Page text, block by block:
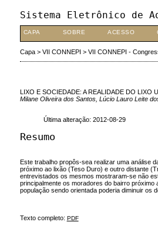
Sistema Eletrônico de
CAPA SOBRE ACESSO
Capa> VII CONNEPI > VII CONNEPI -
LIXO E SOCIEDADE: A REALIDADE DO LIXO
Milane Oliveira dos Santos, Lúcio Lauro Leite
Última alteração: 2012-08-29
Resumo
Este trabalho propôs-sea realizar uma análise
próximo ao lixão (Teso Duro) e outro distante
entrevistados os mesmos mostraram-se não
principalmente os moradores do bairro
população sendo orientada poderia diminuir os
Texto completo: PDF